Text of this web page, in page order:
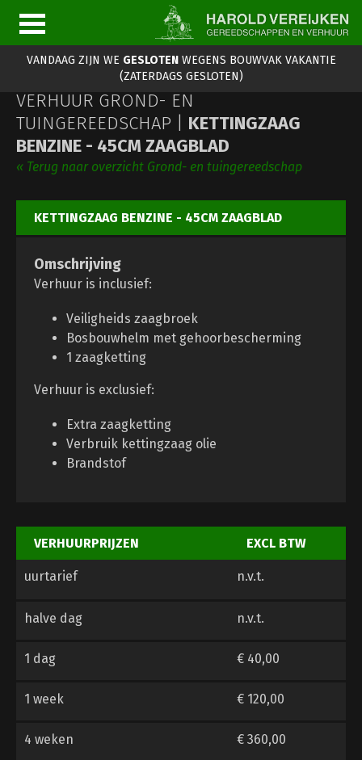
VANDAAG ZIJN WE GESLOTENWEGENS BOUWVAK VAKANTIE
(ZATERDAGS GESLOTEN)
VERHUUR GROND- EN
TUINGEREEDSCHAP | KETTINGZAAG
BENZINE - 45CM ZAAGBLAD
« Terug naar overzicht Grond- en tuingereedschap
KETTINGZAAG BENZINE - 45CM ZAAGBLAD
Omschrijving
Verhuur is inclusief:
Veiligheids zaagbroek
Bosbouwhelm met gehoorbescherming
1 zaagketting
Verhuur is exclusief:
Extra zaagketting
Verbruik kettingzaag olie
Brandstof
VERHUURPRIJZEN EXCL BTW
uurtarief n.v.t.
halve dag n.v.t.
1 dag € 40,00
1 week € 120,00
4 weken € 360,00